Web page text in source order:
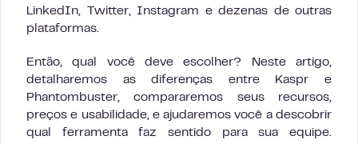
LinkedIn, Twitter, Instagram e dezenas de outras
plataformas.
Então, qual você deve escolher? Neste artigo,
detalharemos as diferenças entre Kaspr e
Phantombuster, compararemos seus recursos,
preços e usabilidade, e ajudaremos você a descobrir
qual ferramenta faz sentido para sua equipe.